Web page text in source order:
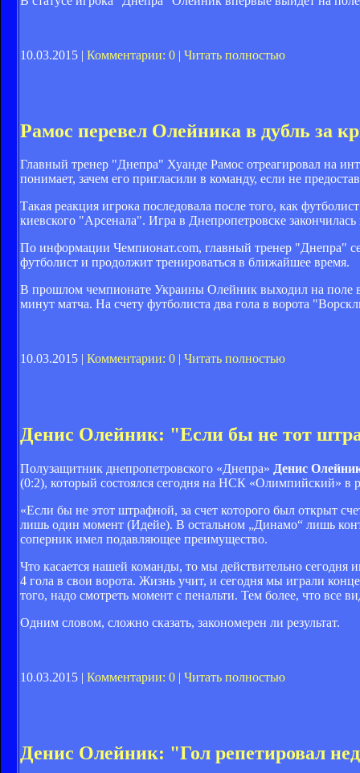
10.03.2015 | Комментарии: 0 | Читать полностью
Рамос перевел Олейника в дубль за
Главный тренер "Днепра" Хуанде Рамос отреагировал на
понимает, зачем его пригласили в команду, если не
Такая реакция игрока последовала после того, как
киевского "Арсенала". Игра в Днепропетровске
По информации Чемпионат.com, главный тренер "Днепра"
футболист и продолжит тренироваться в ближайшее время.
В прошлом чемпионате Украины Олейник выходил на поле в
минут матча. На счету футболиста два гола в ворота
10.03.2015 | Комментарии: 0 | Читать полностью
Денис Олейник: "Если бы не тот
Полузащитник днепропетровского «Днепра» Денис
(0:2), который состоялся сегодня на НСК «Олимпийский» в
«Если бы не этот штрафной, за счет которого был открыт
лишь один момент (Идейе). В остальном „Динамо“ лишь
соперник имел подавляющее преимущество.
Что касается нашей команды, то мы действительно
4 гола в свои ворота. Жизнь учит, и сегодня мы играли
того, надо смотреть момент с пенальти. Тем более, что все
Одним словом, сложно сказать, закономерен ли результат.
10.03.2015 | Комментарии: 0 | Читать полностью
Денис Олейник: "Гол репетировал